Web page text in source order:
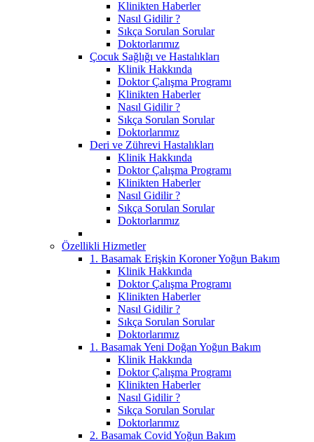
Klinikten Haberler
Nasıl Gidilir ?
Sıkça Sorulan Sorular
Doktorlarımız
Çocuk Sağlığı ve Hastalıkları
Klinik Hakkında
Doktor Çalışma Programı
Klinikten Haberler
Nasıl Gidilir ?
Sıkça Sorulan Sorular
Doktorlarımız
Deri ve Zührevi Hastalıkları
Klinik Hakkında
Doktor Çalışma Programı
Klinikten Haberler
Nasıl Gidilir ?
Sıkça Sorulan Sorular
Doktorlarımız
Özellikli Hizmetler
1. Basamak Erişkin Koroner Yoğun Bakım
Klinik Hakkında
Doktor Çalışma Programı
Klinikten Haberler
Nasıl Gidilir ?
Sıkça Sorulan Sorular
Doktorlarımız
1. Basamak Yeni Doğan Yoğun Bakım
Klinik Hakkında
Doktor Çalışma Programı
Klinikten Haberler
Nasıl Gidilir ?
Sıkça Sorulan Sorular
Doktorlarımız
2. Basamak Covid Yoğun Bakım